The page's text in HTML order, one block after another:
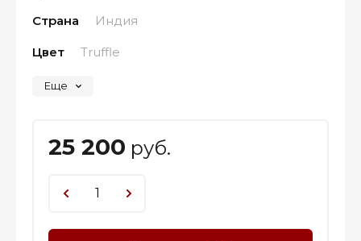
Страна Индия
Цвет Truffle
Еще
25 200 руб.